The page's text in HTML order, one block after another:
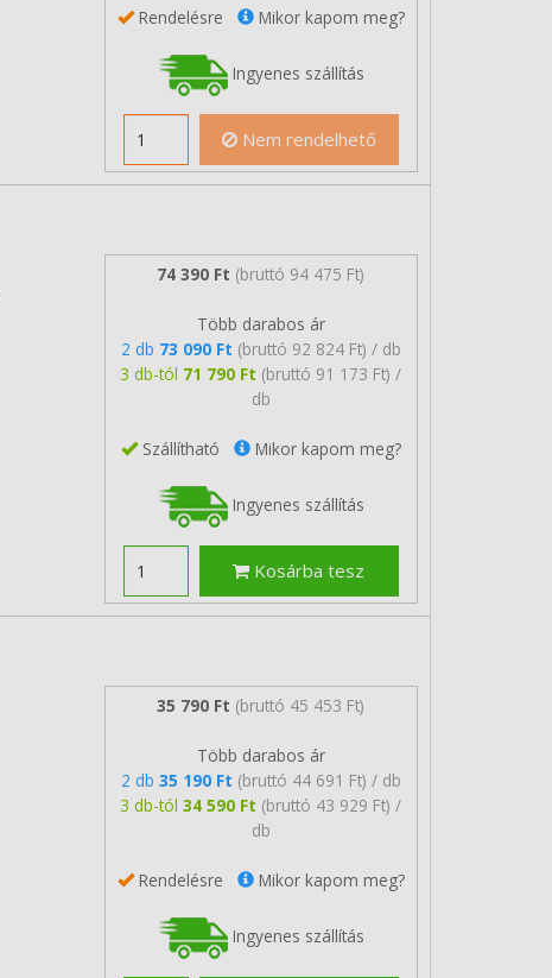
Rendelésre Mikor kapom meg?
Ingyenes szállítás
Nem rendelhető
74 390 Ft (bruttó 94 475 Ft)
Több darabos ár
2 db 73 090 Ft (bruttó 92 824 Ft) / db
3 db-tól 71 790 Ft (bruttó 91 173 Ft) /
db
Szállítható Mikor kapom meg?
Ingyenes szállítás
Kosárba tesz
35 790 Ft (bruttó 45 453 Ft)
Több darabos ár
2 db 35 190 Ft (bruttó 44 691 Ft) / db
3 db-tól34 590 Ft (bruttó 43 929 Ft) /
db
Rendelésre Mikor kapom meg?
Ingyenes szállítás